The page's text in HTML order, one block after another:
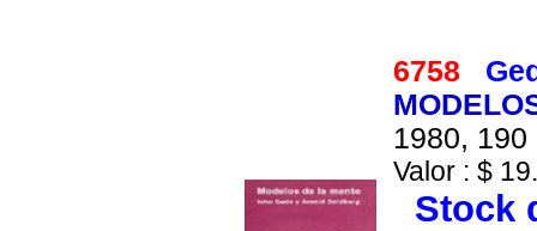
6758
1980,
Valor : $
Stock